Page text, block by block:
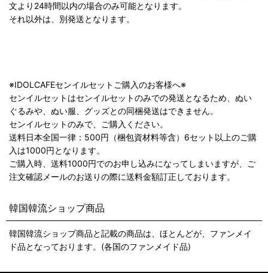
文より24時間以内の場合のみ可能となります。
それ以外は、別発送となります。
※IDOLCAFEセンイルセットご購入のお客様へ※
センイルセットはセンイルセットのみでの発送となるため、ぬい
ぐるみや、ぬい服、グッズとの同梱発送はできません。
センイルセットのみで、ご購入ください。
送料日本全国一律：500円（梱包資材料等含）6セット以上のご購
入は1000円となります。
ご購入時、送料1000円でのお申し込みになってしまいますが、ご
注文確認メールのお送りの際に送料金額訂正しております。
韓国韓流ショップ商品
韓国韓流ショップ商品と記載の商品は、ほとんどが、ファンメイ
ド品となっております。(各国のファンメイド品)